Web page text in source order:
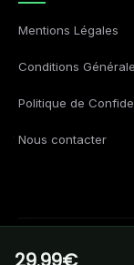
Mentions Légales
Conditions
Politique de
Nous contacter
© 2026